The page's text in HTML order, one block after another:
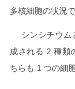
多核細胞の状況
シンシチウ
成される 2 種類
ちらも 1 つの細